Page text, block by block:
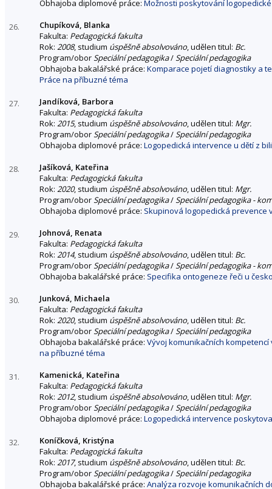
Obhajoba diplomové práce: Možnosti poskytování
26.
Chupíková, Blanka
Fakulta: Pedagogická fakulta
Rok: 2008, studium úspěšně absolvováno, udělen titul: Bc.
Program/oborSpeciální pedagogika/Speciální pedagogika
Obhajoba bakalářské práce: Komparace pojetí diagnostiky a
Práce na příbuzné téma
27.
Jandíková, Barbora
Fakulta: Pedagogická fakulta
Rok: 2015, studium úspěšně absolvováno, udělen titul: Mgr.
Program/oborSpeciální pedagogika/Speciální pedagogika
Obhajoba diplomové práce: Logopedická intervence u dětí z
28.
Jašíková, Kateřina
Fakulta: Pedagogická fakulta
Rok: 2020, studium úspěšně absolvováno, udělen titul: Mgr.
Program/oborSpeciální pedagogika/Speciální pedagogika -
Obhajoba diplomové práce: Skupinová logopedická prevence
29.
Johnová, Renata
Fakulta: Pedagogická fakulta
Rok: 2014, studium úspěšně absolvováno, udělen titul: Bc.
Program/oborSpeciální pedagogika/Speciální pedagogika -
Obhajoba bakalářské práce: Specifika ontogeneze řeči u
30.
Junková, Michaela
Fakulta: Pedagogická fakulta
Rok: 2020, studium úspěšně absolvováno, udělen titul: Bc.
Program/oborSpeciální pedagogika/Speciální pedagogika
Obhajoba bakalářské práce: Vývoj komunikačních
na příbuzné téma
31.
Kamenická, Kateřina
Fakulta: Pedagogická fakulta
Rok: 2012, studium úspěšně absolvováno, udělen titul: Mgr.
Program/oborSpeciální pedagogika/Speciální pedagogika
Obhajoba diplomové práce: Logopedická intervence
32.
Koníčková, Kristýna
Fakulta: Pedagogická fakulta
Rok: 2017, studium úspěšně absolvováno, udělen titul: Bc.
Program/oborSpeciální pedagogika/Speciální pedagogika
Obhajoba bakalářské práce: Analýza rozvoje komunikačních